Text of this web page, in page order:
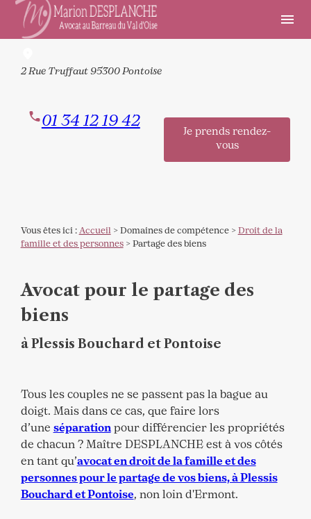
menu
2 Rue Truffaut 95300 Pontoise
01 34 12 19 42
Je prends rendez-
vous
Vous êtes ici : Accueil> Domaines de compétence> Droit de la
famille et des personnes> Partage des biens
Avocat pour le partage des
biens
à Plessis Bouchard et Pontoise
Tous les couples ne se passent pas la bague au
doigt. Mais dans ce cas, que faire lors
d’une séparationpour différencier les propriétés
de chacun ? Maître DESPLANCHE est à vos côtés
en tant qu’avocat en droit de la famille et des
personnes pour le partage de vos biens, à Plessis
Bouchard et Pontoise, non loin d'Ermont.
Panneau de gestion des cookies